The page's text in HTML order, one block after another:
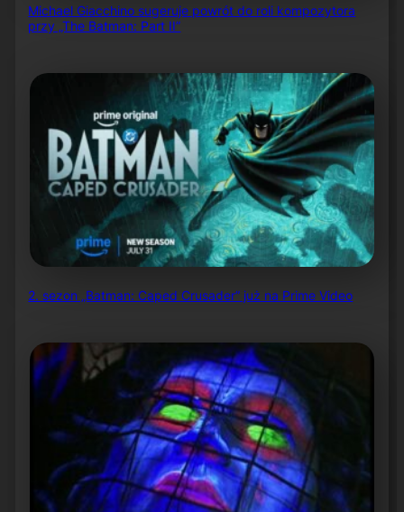
Michael Giacchino sugeruje powrót do roli kompozytora
przy „The Batman: Part II”
2. sezon „Batman: Caped Crusader” już na Prime Video